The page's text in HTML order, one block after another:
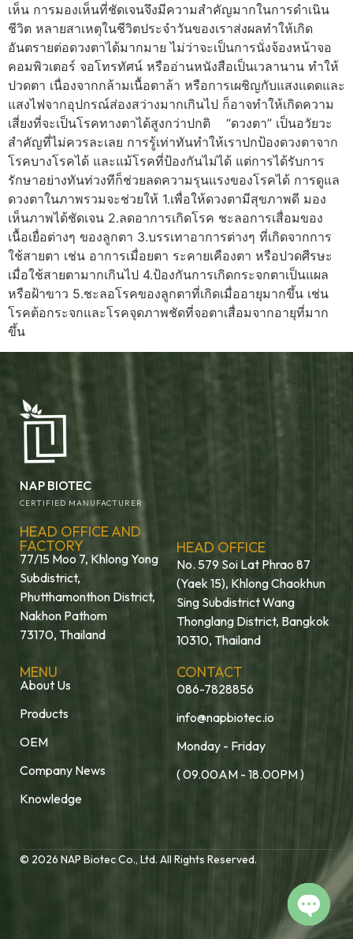
เห็น การมองเห็นที่ชัดเจนจึงมีความสำคัญมากในการดำเนิน
ชีวิต หลายสาเหตุในชีวิตประจำวันของเราส่งผลทำให้เกิด
อันตรายต่อดวงตาได้มากมาย ไม่ว่าจะเป็นการนั่งจ้องหน้าจอ
คอมพิวเตอร์ จอโทรทัศน์ หรืออ่านหนังสือเป็นเวลานาน ทำให้
ปวดตา เนื่องจากกล้ามเนื้อตาล้า หรือการเผชิญกับแสงแดดและ
แสงไฟจากอุปกรณ์ส่องสว่างมากเกินไป ก็อาจทำให้เกิดความ
เสี่ยงที่จะเป็นโรคทางตาได้สูงกว่าปกติ “ดวงตา” เป็นอวัยวะ
สำคัญที่ไม่ควรละเลย การรู้เท่าทันทำให้เราปกป้องดวงตาจาก
โรคบางโรคได้ และแม้โรคที่ป้องกันไม่ได้ แต่การได้รับการ
รักษาอย่างทันท่วงทีก็ช่วยลดความรุนแรงของโรคได้ การดูแล
ดวงตาในภาพรวมจะช่วยให้ 1.เพื่อให้ดวงตามีสุขภาพดี มอง
เห็นภาพได้ชัดเจน 2.ลดอาการเกิดโรค ชะลอการเสื่อมของ
เนื้อเยื่อต่างๆ ของลูกตา 3.บรรเทาอาการต่างๆ ที่เกิดจากการ
ใช้สายตา เช่น อาการเมื่อยตา ระคายเคืองตา หรือปวดศีรษะ
เมื่อใช้สายตามากเกินไป 4.ป้องกันการเกิดกระจกตาเป็นแผล
หรือฝ้าขาว 5.ชะลอโรคของลูกตาที่เกิดเมื่ออายุมากขึ้น เช่น
โรคต้อกระจกและโรคจุดภาพชัดที่จอตาเสื่อมจากอายุที่มาก
ขึ้น
NAP BIOTEC
CERTIFIED MANUFACTURER
HEAD OFFICE AND
FACTORY
77/15 Moo 7, Khlong Yong
Subdistrict,
Phutthamonthon District,
Nakhon Pathom
73170, Thailand
HEAD OFFICE
No. 579 Soi Lat Phrao 87
(Yaek 15), Khlong Chaokhun
Sing Subdistrict Wang
Thonglang District, Bangkok
10310, Thailand
MENU
About Us
Products
OEM
Company News
Knowledge
CONTACT
086-7828856
info@napbiotec.io
Monday - Friday
( 09.00AM - 18.00PM )
© 2026 NAP Biotec Co., Ltd. All Rights Reserved.
Open